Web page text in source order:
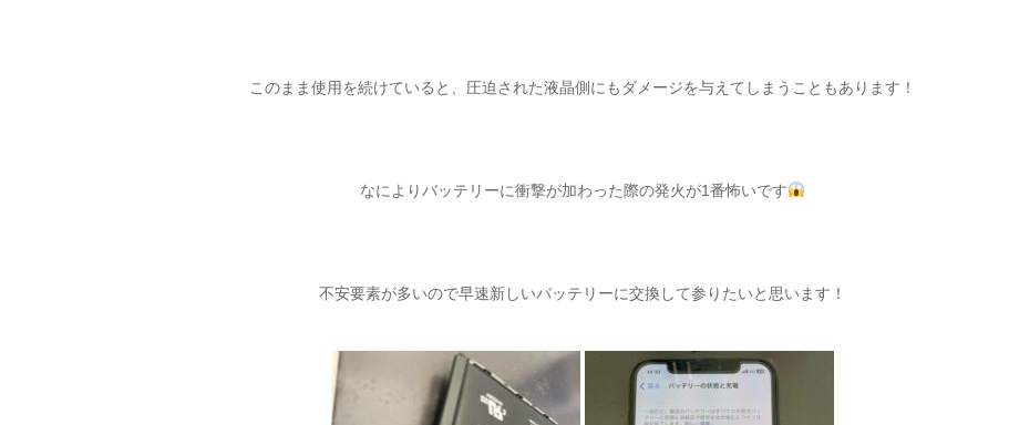
このまま使用を続けていると、圧迫された液晶側にもダメージを与えてしまうこともあります！
なによりバッテリーに衝撃が加わった際の発火が1番怖いです
不安要素が多いので早速新しいバッテリーに交換して参りたいと思います！